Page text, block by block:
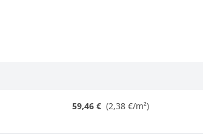
59,46 € (2,38 €/m²)